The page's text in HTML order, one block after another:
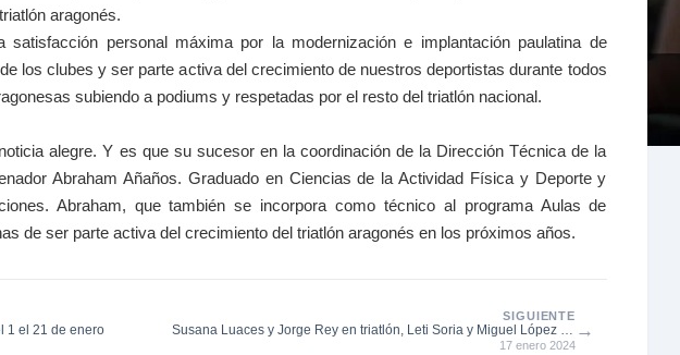
aragonés.
personal máxima por la modernización e implantación paulatina de
los clubes y ser parte activa del crecimiento de nuestros deportistas durante todos
subiendo a podiums y respetadas por el resto del triatlón nacional.
alegre. Y es que su sucesor en la coordinación de la Dirección Técnica de la
Abraham Añaños. Graduado en Ciencias de la Actividad Física y Deporte y
Abraham, que también se incorpora como técnico al programa Aulas de
de ser parte activa del crecimiento del triatlón aragonés en los próximos años.
1 el 21 de enero
SIGUIENTE
Susana Luaces y Jorge Rey en triatlón, Leti Soria y Miguel López en
Duatlón, ven...
17 enero 2024
→